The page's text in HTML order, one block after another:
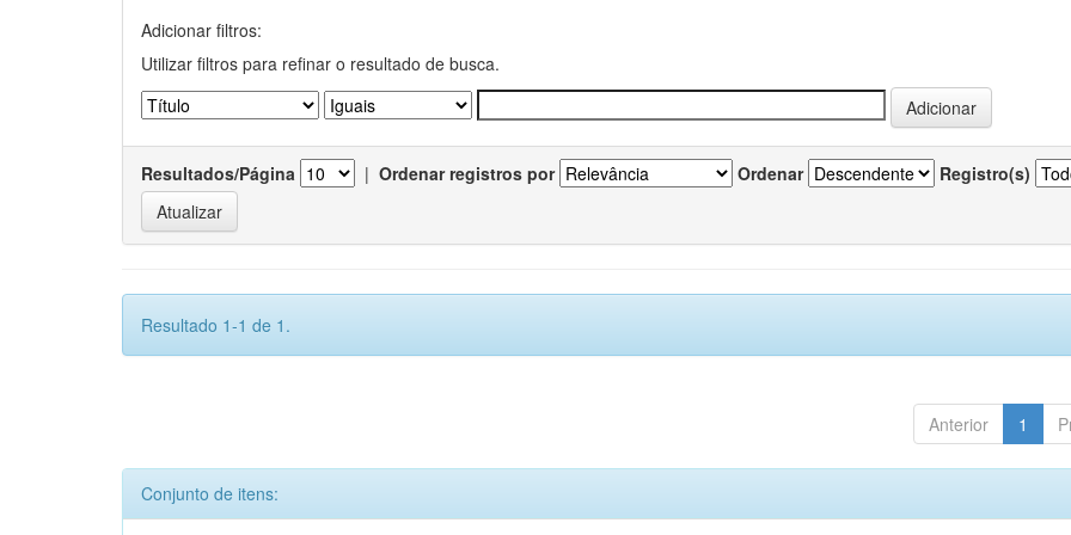
Adicionar filtros:
Utilizar filtros para refinar o resultado de busca.
Resultados/Página | Ordenar registros por Ordenar Registro(s)
Resultado 1-1 de 1.
Anterior 1
Conjunto de itens: